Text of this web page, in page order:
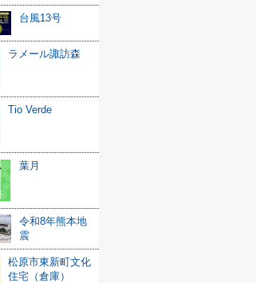
台風13号
ラメール諏訪森
Tio Verde
葉月
令和8年熊本地
震
松原市東新町文化
住宅（倉庫）